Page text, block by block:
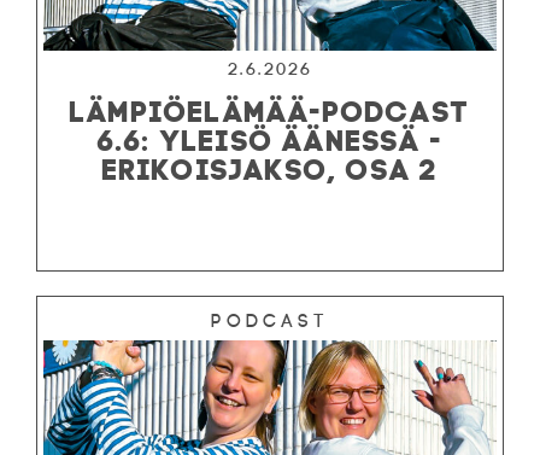
2.6.2026
LÄMPIÖELÄMÄÄ-PODCAST
6.6: YLEISÖ ÄÄNESSÄ -
ERIKOISJAKSO, OSA 2
Podcast